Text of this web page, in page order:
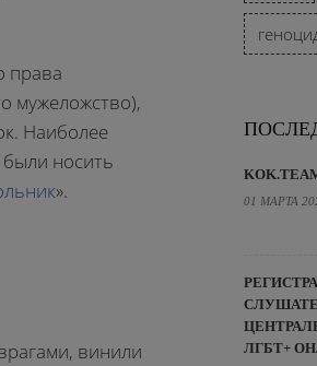
права
мужеложство),
Наиболее
носить
».
винили
01 МАРТА
ЛГБТ+